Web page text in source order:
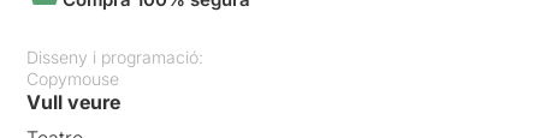
Disseny i programació:
Copymouse
Vull veure